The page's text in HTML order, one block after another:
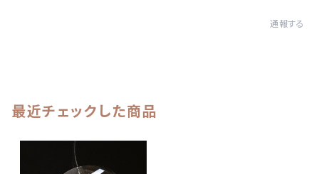
通報する
最近チェックした商品